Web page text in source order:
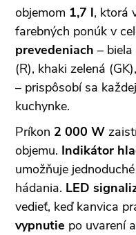
objemom 1,7 l, ktorá
farebných ponúk v
prevedeniach –
(R), khaki zelená
– prispôsobí sa
kuchynke.
Príkon 2 000 W
objemu. Indikátor
umožňuje
hádania. LED
vedieť, keď kanvica
vypnutie po uvarení a